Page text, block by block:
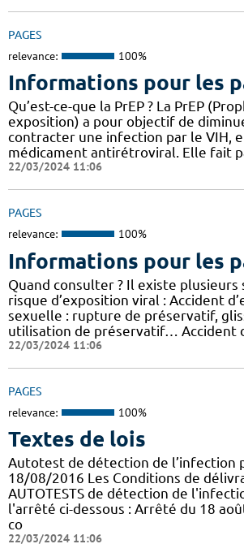
PAGES
relevance: 100%
Informations pour les
Qu’est-ce-que la PrEP ? La PrEP
exposition) a pour objectif de
contracter une infection par le VIH,
médicament antirétroviral. Elle fait
22/03/2024 11:06
PAGES
relevance: 100%
Informations pour les
Quand consulter ? Il existe plusieurs
risque d’exposition viral : Accident
sexuelle : rupture de préservatif,
utilisation de préservatif… Accident
22/03/2024 11:06
PAGES
relevance: 100%
Textes de lois
Autotest de détection de l’infection
18/08/2016 Les Conditions de
AUTOTESTS de détection de
l'arrêté ci-dessous : Arrêté du 18
co
22/03/2024 11:06